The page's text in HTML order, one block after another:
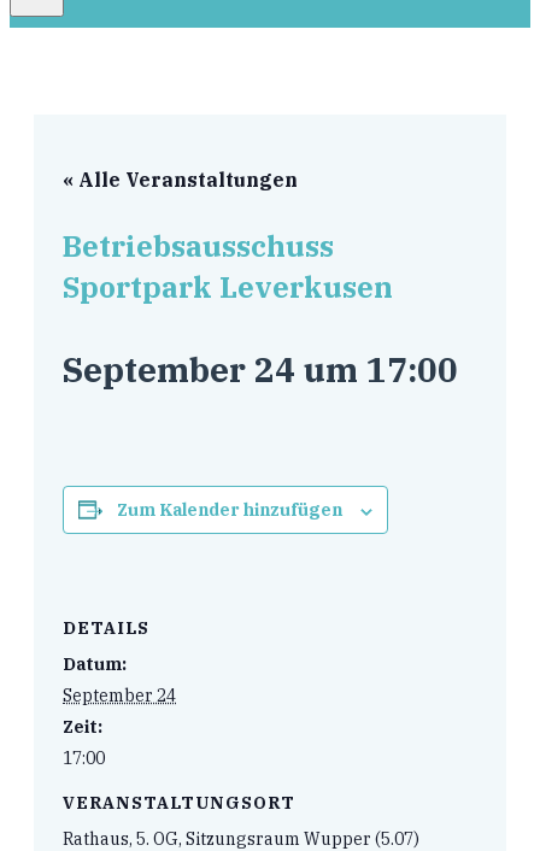
« Alle Veranstaltungen
Betriebsausschuss
Sportpark Leverkusen
September 24 um 17:00
Zum Kalender hinzufügen
DETAILS
Datum:
September 24
Zeit:
17:00
VERANSTALTUNGSORT
Rathaus, 5. OG, Sitzungsraum Wupper (5.07)